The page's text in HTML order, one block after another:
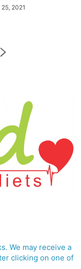
2021
We may receive a
clicking on one of